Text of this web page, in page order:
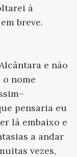
à
breve.
e não
nome
pensaria eu
lá embaixo e
a andar
vezes,